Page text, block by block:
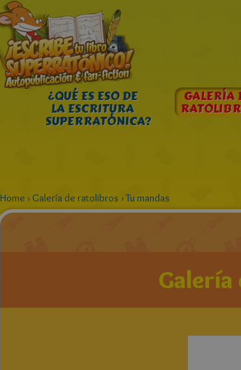
¿QUÉ ES ESO DE
LA ESCRITURA
SUPERRATÓNICA?
GALERÍA
Home › Galería de ratolibros ›Tu mandas